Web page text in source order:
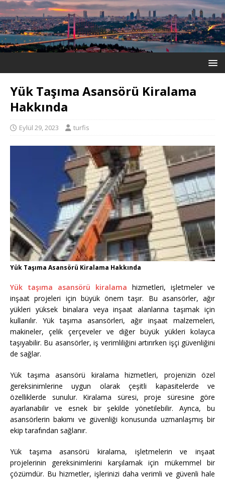
Yük Taşıma Asansörü Kiralama
Hakkında
Eylül 29, 2023 turfis
Yük Taşıma Asansörü Kiralama Hakkında
Yük taşıma asansörü kiralama hizmetleri, işletmeler ve
inşaat projeleri için büyük önem taşır. Bu asansörler, ağır
yükleri yüksek binalara veya inşaat alanlarına taşımak için
kullanılır. Yük taşıma asansörleri, ağır inşaat malzemeleri,
makineler, çelik çerçeveler ve diğer büyük yükleri kolayca
taşıyabilir. Bu asansörler, iş verimliliğini artırırken işçi güvenliğini
de sağlar.
Yük taşıma asansörü kiralama hizmetleri, projenizin özel
gereksinimlerine uygun olarak çeşitli kapasitelerde ve
özelliklerde sunulur. Kiralama süresi, proje süresine göre
ayarlanabilir ve esnek bir şekilde yönetilebilir. Ayrıca, bu
asansörlerin bakımı ve güvenliği konusunda uzmanlaşmış bir
ekip tarafından sağlanır.
Yük taşıma asansörü kiralama, işletmelerin ve inşaat
projelerinin gereksinimlerini karşılamak için mükemmel bir
çözümdür. Bu hizmetler, işlerinizi daha verimli ve güvenli hale